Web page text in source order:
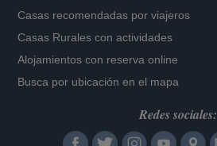
Casas recomendadas por viajeros
Casas Rurales con actividades
Alojamientos con reserva online
Busca por ubicación en el mapa
Redes sociales: